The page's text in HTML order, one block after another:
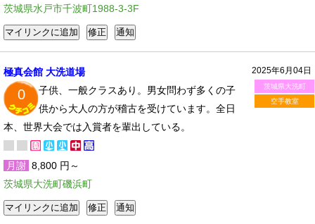
茨城県水戸市千波町1988-3-3F
2025年6月04日
茨城県大洗町
空手教室
極真会館 大洗道場
0
子供、一般クラスあり。男女問わず多くの子
供から大人の方が稽古を受けています。全日
本、世界大会では入賞者を輩出している。
月謝 8,800 円～
茨城県大洗町磯浜町